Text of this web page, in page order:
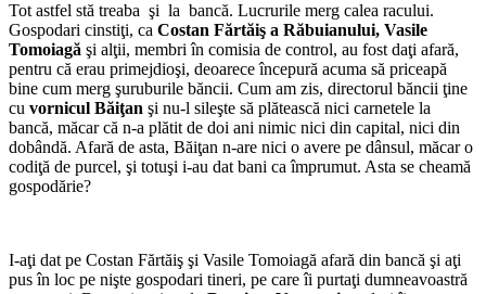
Tot astfel stă treaba şi la bancă. Lucrurile merg calea racului.
Gospodari cinstiţi, ca Costan Fărtăiş a Răbuianului, Vasile
Tomoiagă şi alţii, membri în comisia de control, au fost daţi afară,
pentru că erau primejdioşi, deoarece începură acuma să priceapă
bine cum merg şuruburile băncii. Cum am zis, directorul băncii ţine
cu vornicul Băiţan şi nu-l sileşte să plătească nici carnetele la
bancă, măcar că n-a plătit de doi ani nimic nici din capital, nici din
dobândă. Afară de asta, Băiţan n-are nici o avere pe dânsul, măcar o
codiţă de purcel, şi totuşi i-au dat bani ca împrumut. Asta se cheamă
gospodărie?
I-aţi dat pe Costan Fărtăiş şi Vasile Tomoiagă afară din bancă şi aţi
pus în loc pe nişte gospodari tineri, pe care îi purtaţi dumneavoastră